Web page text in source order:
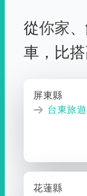
從你家、
車， 比
屏東縣
台東旅
花蓮縣